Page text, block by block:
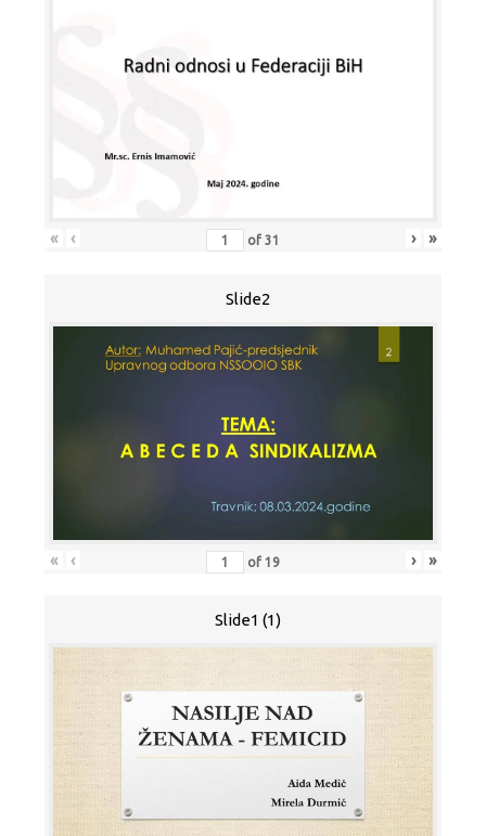
« ‹ of 31 › »
Slide2
« ‹ of 19 › »
Slide1 (1)